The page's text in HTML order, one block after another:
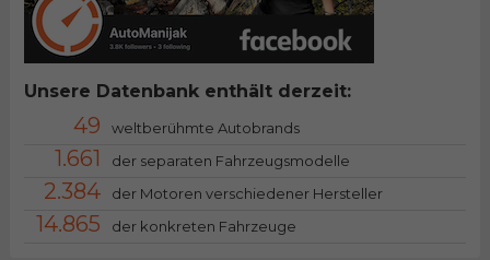
Unsere Datenbank enthält derzeit:
49 weltberühmte Autobrands
1.661 der separaten Fahrzeugsmodelle
2.384 der Motoren verschiedener Hersteller
14.865 der konkreten Fahrzeuge